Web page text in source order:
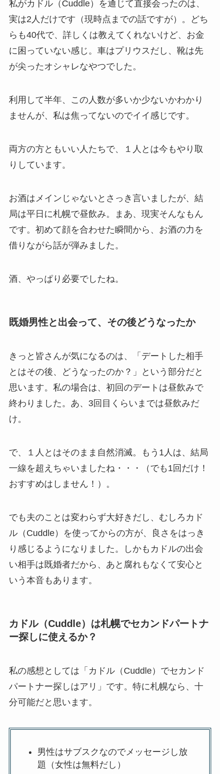
私がカドル（Cuddle）を通じて直接会ったのは、
実は2人だけです（現時点までの話ですが）。どち
らも40代で、詳しくは教えてくれないけど、お金
に困っていない感じ。車はプリウスだし、靴は先
が尖ったオシャレなやつでした。
利用して半年、この人数が多いか少ないかわかり
ませんが、私は焦ってないのでイイ感じです。
両方の方ともいい人たちで、１人とは今もやり取
りしています。
お酒はメインじゃないとさっき言いましたが、結
局は平日に札幌で昼飲み。まあ、現実そんなもん
です。初めて顔を合わせた瞬間から、お酒の力を
借りながら話が弾みました。
酒、やっぱり必要でしたね。
既婚男性と出会って、その後どうなったか
きっと皆さんが気になるのは、「デートした相手
とはその後、どうなったのか？」という部分だと
思います。私の場合は、初回のデートは昼飲みで
終わりました。あ、3回目くらいまでは昼飲みだ
け。
で、１人とはそのまま自然消滅。もう1人は、結局
一線を超えちゃいましたね・・・（でも1回だけ！
おすすめはしません！）。
でも夫のことは変わらず大好きだし、むしろカド
ル（Cuddle）を使ってからの方が、良さをはっき
り感じるようになりました。しかもカドルの出会
い相手は既婚者だから、あと腐れもなくて安心と
いう本音もあります。
カドル（Cuddle）は札幌でセカンドパートナ
ー探しに使えるか？
私の感想としては「カドル（Cuddle）でセカンド
パートナー探しはアリ」です。特に札幌なら、十
分可能だと思います。
男性はサブスクなのでメッセージし放
題（女性は無料だし）